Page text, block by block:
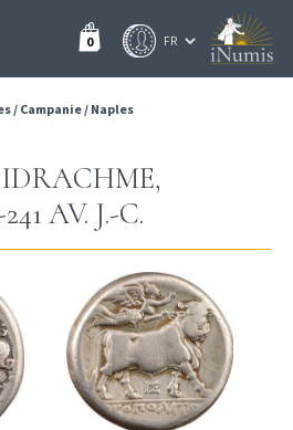
0
/ Campanie/ Naples
AV. J.-C.